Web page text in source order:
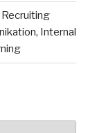
Internal